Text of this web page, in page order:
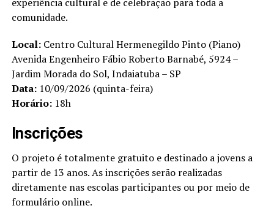
comunidade.
Local:Centro Cultural Hermenegildo Pinto (Piano)
Avenida Engenheiro Fábio Roberto Barnabé, 5924 –
Jardim Morada do Sol, Indaiatuba – SP
Data:10/09/2026 (quinta-feira)
Horário:18h
Inscrições
O projeto é totalmente gratuito e destinado a jovens a
partir de 13 anos. As inscrições serão realizadas
diretamente nas escolas participantes ou por meio de
formulário online.